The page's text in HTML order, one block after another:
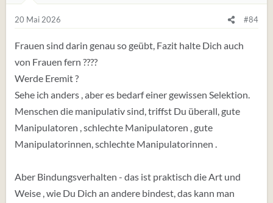
20 Mai 2026 #84
Frauen sind darin genau so geübt, Fazit halte Dich auch
von Frauen fern ????
Werde Eremit ?
Sehe ich anders , aber es bedarf einer gewissen Selektion.
Menschen die manipulativ sind, triffst Du überall, gute
Manipulatoren , schlechte Manipulatoren , gute
Manipulatorinnen, schlechte Manipulatorinnen .
Aber Bindungsverhalten - das ist praktisch die Art und
Weise , wie Du Dich an andere bindest, das kann man